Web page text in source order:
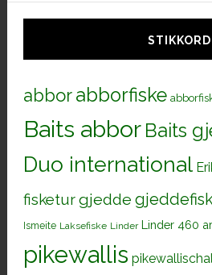
STIKKORD
abborabborfiske
Baits abbor Baits
Duo international
fisketurgjedde
Ismeite Laksefiske Linder Linder 460
pikewallis